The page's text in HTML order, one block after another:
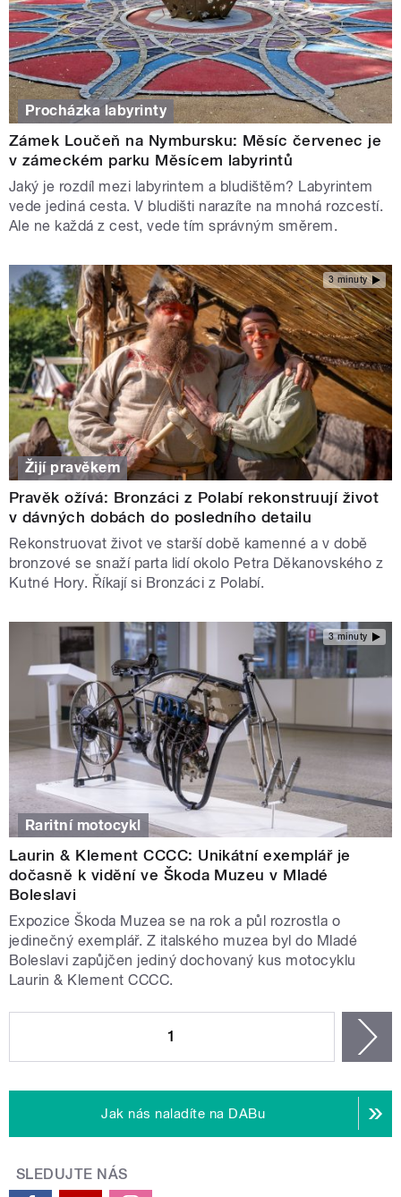
Procházka labyrinty
Zámek Loučeň na Nymbursku: Měsíc červenec je
v zámeckém parku Měsícem labyrintů
Jaký je rozdíl mezi labyrintem a bludištěm? Labyrintem
vede jediná cesta. V bludišti narazíte na mnohá rozcestí.
Ale ne každá z cest, vede tím správným směrem.
3 minuty
Žijí pravěkem
Pravěk ožívá: Bronzáci z Polabí rekonstruují život
v dávných dobách do posledního detailu
Rekonstruovat život ve starší době kamenné a v době
bronzové se snaží parta lidí okolo Petra Děkanovského z
Kutné Hory. Říkají si Bronzáci z Polabí.
3 minuty
Raritní motocykl
Laurin & Klement CCCC: Unikátní exemplář je
dočasně k vidění ve Škoda Muzeu v Mladé
Boleslavi
Expozice Škoda Muzea se na rok a půl rozrostla o
jedinečný exemplář. Z italského muzea byl do Mladé
Boleslavi zapůjčen jediný dochovaný kus motocyklu
Laurin & Klement CCCC.
1
Jak nás naladíte na DABu
SLEDUJTE NÁS